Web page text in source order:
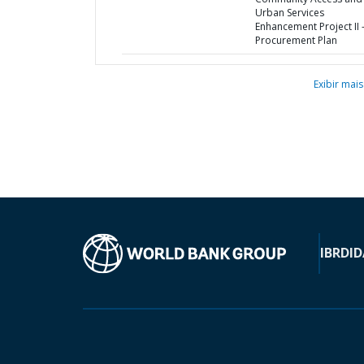
Urban Services
Enhancement Project II -
Procurement Plan
Exibir mais
IBRD